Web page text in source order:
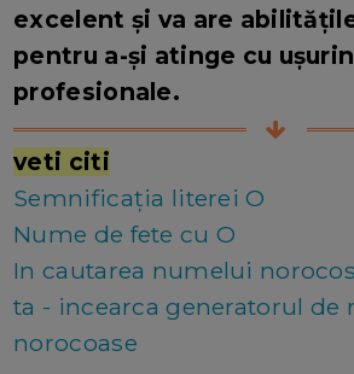
excelent și va are
pentru a-și atinge cu
profesionale.
veti citi
Semnificația literei O
Nume de fete cu O
In cautarea numelui
ta - incearca generatorul de
norocoase